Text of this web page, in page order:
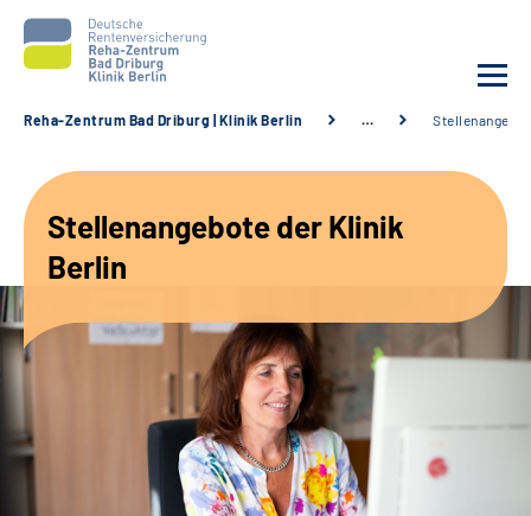
Unsere Angebote
Karriere
Leichte Sprache
Reha-Zentrum Bad Driburg | Klinik Berlin …
Stellenangebote der Klinik
Berlin